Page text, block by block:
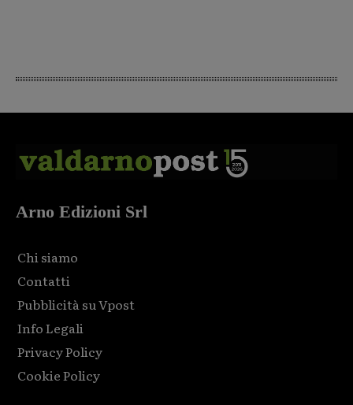
Arno Edizioni Srl
Chi siamo
Contatti
Pubblicità su Vpost
Info Legali
Privacy Policy
Cookie Policy